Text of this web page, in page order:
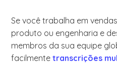
Se você trabalha em
produto ou engenharia e
membros da sua equipe
facilmentetranscrições